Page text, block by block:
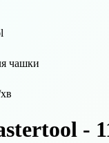
чашки
-